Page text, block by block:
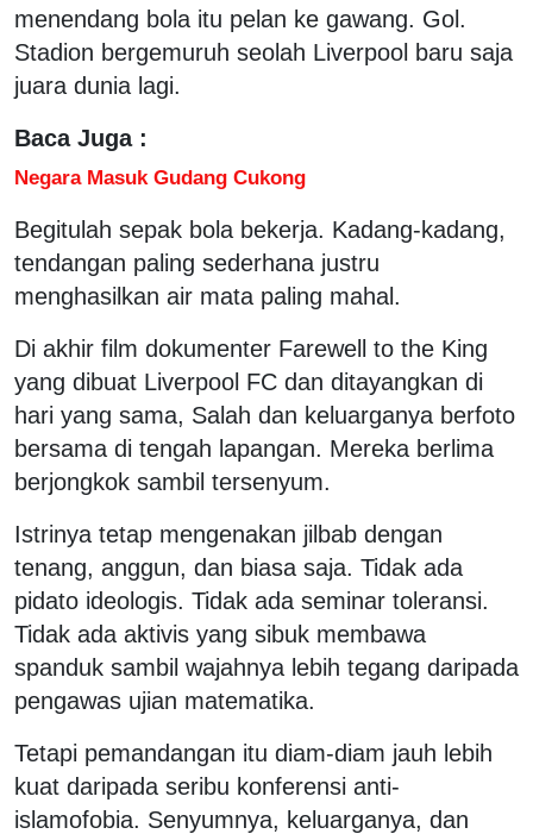
menendang bola itu pelan ke gawang. Gol.
Stadion bergemuruh seolah Liverpool baru saja
juara dunia lagi.
Baca Juga :
Negara Masuk Gudang Cukong
Begitulah sepak bola bekerja. Kadang-kadang,
tendangan paling sederhana justru
menghasilkan air mata paling mahal.
Di akhir film dokumenter Farewell to the King
yang dibuat Liverpool FC dan ditayangkan di
hari yang sama, Salah dan keluarganya berfoto
bersama di tengah lapangan. Mereka berlima
berjongkok sambil tersenyum.
Istrinya tetap mengenakan jilbab dengan
tenang, anggun, dan biasa saja. Tidak ada
pidato ideologis. Tidak ada seminar toleransi.
Tidak ada aktivis yang sibuk membawa
spanduk sambil wajahnya lebih tegang daripada
pengawas ujian matematika.
Tetapi pemandangan itu diam-diam jauh lebih
kuat daripada seribu konferensi anti-
islamofobia. Senyumnya, keluarganya, dan